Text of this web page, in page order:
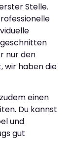
Stelle.
nur den
wir haben die
einen
Du kannst
und
gut